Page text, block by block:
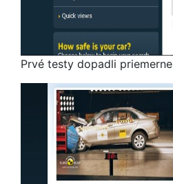
Prvé testy dopadli priemerne